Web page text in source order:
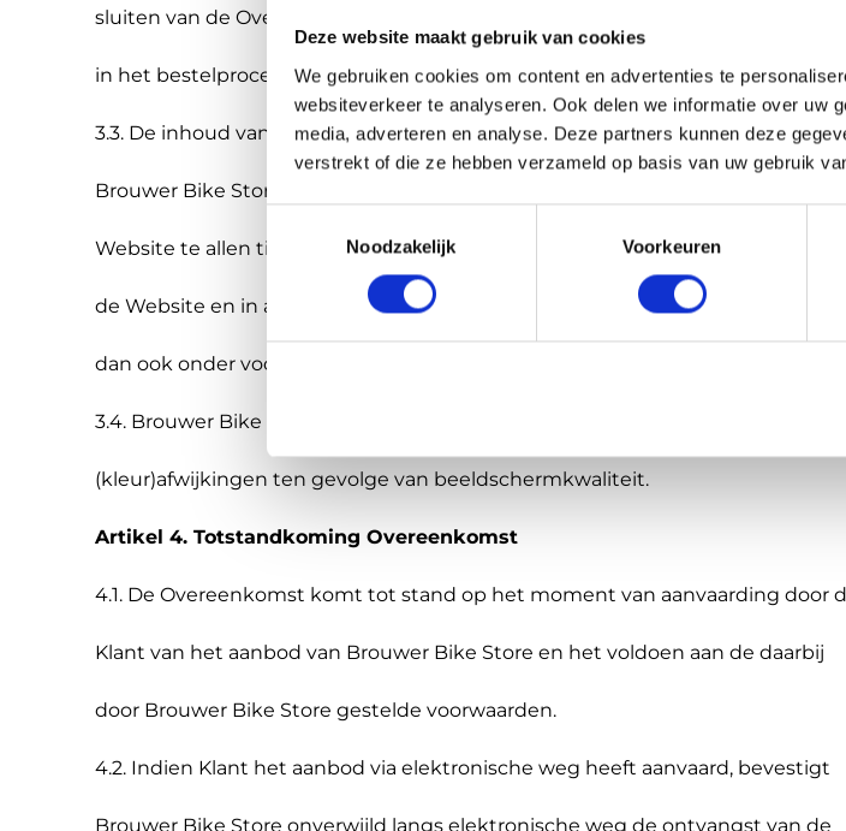
Deze website maakt gebruik van cookies
We gebruiken cookies om content en advertenties te
websiteverkeer te analyseren. Ook delen we informatie over uw
media, adverteren en analyse. Deze partners kunnen deze
verstrekt of die ze hebben verzameld op basis van uw gebruik
Noodzakelijk
Voorkeuren
sluiten van de Overeenkomst worden vermeld. Daarnaast zullen deze kosten
in het bestelproces apart worden weergegeven.
3.3. De inhoud van de Website is met de grootste zorgvuldigheid
Brouwer Bike Store kan echter niet garanderen dat alle informatie op de
Website te allen tijde juist en volledig is. Alle prijzen en overige informatie op
de Website en in andere van Brouwer Bike Store afkomstige materialen zijn
dan ook onder voorbehoud van kennelijke programmeer- en typefouten.
3.4. Brouwer Bike Store kan niet verantwoordelijk worden gehouden voor
(kleur)afwijkingen ten gevolge van beeldschermkwaliteit.
Artikel 4. Totstandkoming Overeenkomst
4.1. De Overeenkomst komt tot stand op het moment van aanvaarding door
Klant van het aanbod van Brouwer Bike Store en het voldoen aan de daarbij
door Brouwer Bike Store gestelde voorwaarden.
4.2. Indien Klant het aanbod via elektronische weg heeft aanvaard, bevestigt
Brouwer Bike Store onverwijld langs elektronische weg de ontvangst van de